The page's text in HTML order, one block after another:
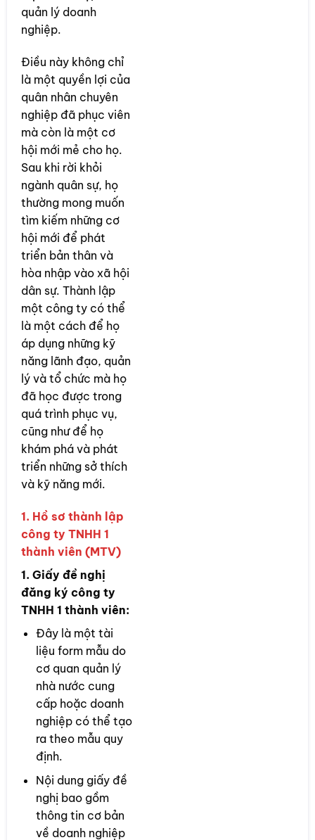
quản lý doanh
nghiệp.
Điều này không chỉ
là một quyền lợi của
quân nhân chuyên
nghiệp đã phục viên
mà còn là một cơ
hội mới mẻ cho họ.
Sau khi rời khỏi
ngành quân sự, họ
thường mong muốn
tìm kiếm những cơ
hội mới để phát
triển bản thân và
hòa nhập vào xã hội
dân sự. Thành lập
một công ty có thể
là một cách để họ
áp dụng những kỹ
năng lãnh đạo, quản
lý và tổ chức mà họ
đã học được trong
quá trình phục vụ,
cũng như để họ
khám phá và phát
triển những sở thích
và kỹ năng mới.
1. Hồ sơ thành lập
công ty TNHH 1
thành viên (MTV)
1. Giấy đề nghị
đăng ký công ty
TNHH 1 thành viên:
Đây là một tài
liệu form mẫu do
cơ quan quản lý
nhà nước cung
cấp hoặc doanh
nghiệp có thể tạo
ra theo mẫu quy
định.
Nội dung giấy đề
nghị bao gồm
thông tin cơ bản
về doanh nghiệp